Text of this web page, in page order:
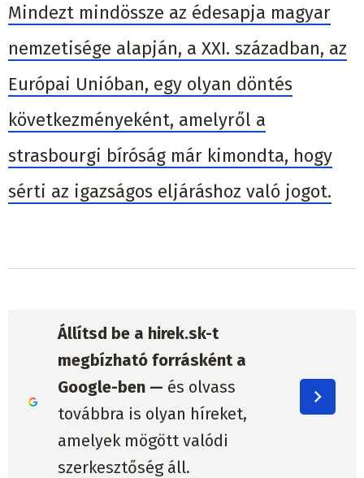
Mindezt mindössze az édesapja magyar
nemzetisége alapján, a XXI. században, az
Európai Unióban, egy olyan döntés
következményeként, amelyről a
strasbourgi bíróság már kimondta, hogy
sérti az igazságos eljáráshoz való jogot.
Állítsd be a hirek.sk-t
megbízható forrásként a
Google-ben — és olvass
továbbra is olyan híreket,
amelyek mögött valódi
szerkesztőség áll.